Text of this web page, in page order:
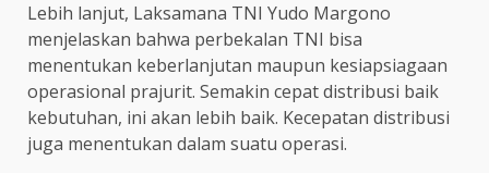
Lebih lanjut, Laksamana TNI Yudo Margono
menjelaskan bahwa perbekalan TNI bisa
menentukan keberlanjutan maupun kesiapsiagaan
operasional prajurit. Semakin cepat distribusi baik
kebutuhan, ini akan lebih baik. Kecepatan distribusi
juga menentukan dalam suatu operasi.